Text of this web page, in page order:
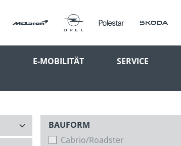
E-MOBILITÄT SERVICE
BAUFORM
Cabrio/Roadster